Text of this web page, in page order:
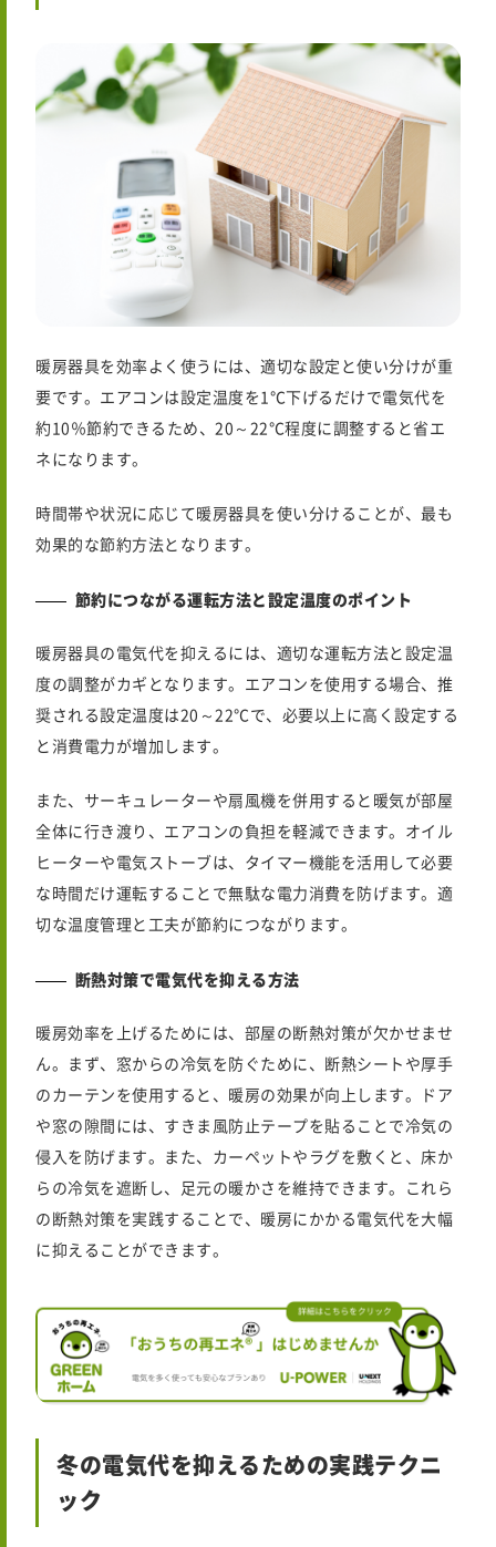
暖房器具を効率よく使うには、適切な設定と使い分けが重
要です。エアコンは設定温度を1℃下げるだけで電気代を
約10％節約できるため、20～22℃程度に調整すると省エ
ネになります。
時間帯や状況に応じて暖房器具を使い分けることが、最も
効果的な節約方法となります。
節約につながる運転方法と設定温度のポイント
暖房器具の電気代を抑えるには、適切な運転方法と設定温
度の調整がカギとなります。エアコンを使用する場合、推
奨される設定温度は20～22℃で、必要以上に高く設定する
と消費電力が増加します。
また、サーキュレーターや扇風機を併用すると暖気が部屋
全体に行き渡り、エアコンの負担を軽減できます。オイル
ヒーターや電気ストーブは、タイマー機能を活用して必要
な時間だけ運転することで無駄な電力消費を防げます。適
切な温度管理と工夫が節約につながります。
断熱対策で電気代を抑える方法
暖房効率を上げるためには、部屋の断熱対策が欠かせませ
ん。まず、窓からの冷気を防ぐために、断熱シートや厚手
のカーテンを使用すると、暖房の効果が向上します。ドア
や窓の隙間には、すきま風防止テープを貼ることで冷気の
侵入を防げます。また、カーペットやラグを敷くと、床か
らの冷気を遮断し、足元の暖かさを維持できます。これら
の断熱対策を実践することで、暖房にかかる電気代を大幅
に抑えることができます。
冬の電気代を抑えるための実践テクニ
ック